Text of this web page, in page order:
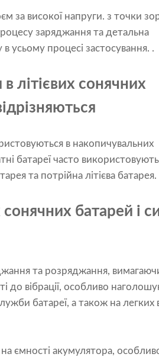
за високої напруги. з точки
заряджання та детальна
усьому процесі застосування. .
літієвих сонячних
в накопичувальних
батареї часто
та потрійна літієва батарея.
сонячних батарей і
та розряджання,
до вібрації, особливо
батареї, а також на легких
на ємності акумулятора,